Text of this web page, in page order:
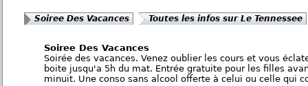
Soiree Des Vacances Toutes les infos sur Le Tennessee
Soiree Des Vacances
Soirée des vacances. Venez oublier les cours et vous
boite jusqu'a 5h du mat. Entrée gratuite pour les filles
minuit. Une conso sans alcool offerte à celui ou celle qui